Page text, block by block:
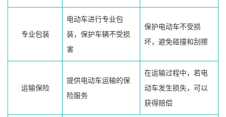
专业包装
电动车进行专业包
装，保护车辆不受损
害
保护电动车不受损
坏，避免碰撞和刮擦
运输保险
提供电动车运输的保
险服务
在运输过程中，若电
动车发生损失，可以
获得赔偿